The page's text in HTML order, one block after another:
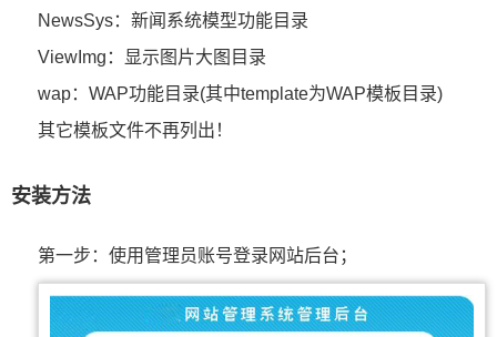
NewsSys：新闻系统模型功能目录
ViewImg：显示图片大图目录
wap：WAP功能目录(其中template为WAP模板目录)
其它模板文件不再列出！
安装方法
第一步：使用管理员账号登录网站后台；